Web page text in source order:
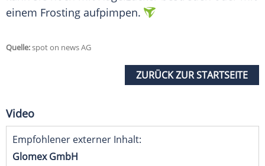
einem Frosting aufpimpen.
Quelle:spot on news AG
ZURÜCK ZUR STARTSEITE
Video
Empfohlener externer Inhalt:
Glomex GmbH